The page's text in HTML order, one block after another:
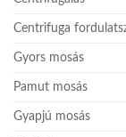
Centrifuga
Gyors mosás
Pamut mosás
Gyapjú mosás